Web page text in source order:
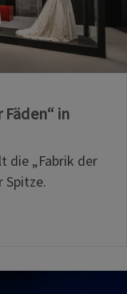
in
die „Fabrik der
Spitze.